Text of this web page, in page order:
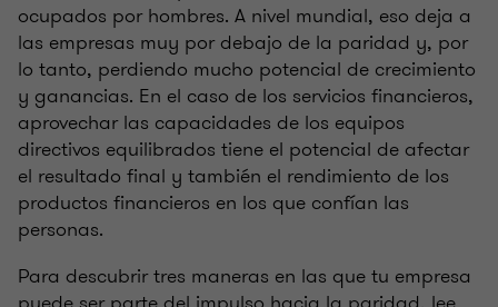
ocupados por hombres. A nivel mundial, eso deja a
las empresas muy por debajo de la paridad y, por
lo tanto, perdiendo mucho potencial de crecimiento
y ganancias. En el caso de los servicios financieros,
aprovechar las capacidades de los equipos
directivos equilibrados tiene el potencial de afectar
el resultado final y también el rendimiento de los
productos financieros en los que confían las
personas.
Para descubrir tres maneras en las que tu empresa